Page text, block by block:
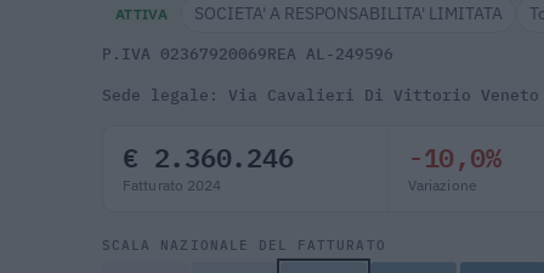
ATTIVA SOCIETA' A RESPONSABILITA' LIMITATA
P.IVA 02367920069REA AL-249596
Sede legale: Via Cavalieri Di Vittorio Veneto
€ 2.360.246
Fatturato 2024
-10,0%
Variazione
SCALA NAZIONALE DEL FATTURATO